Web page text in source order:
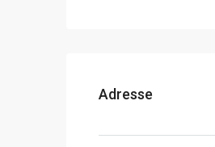
Adresse